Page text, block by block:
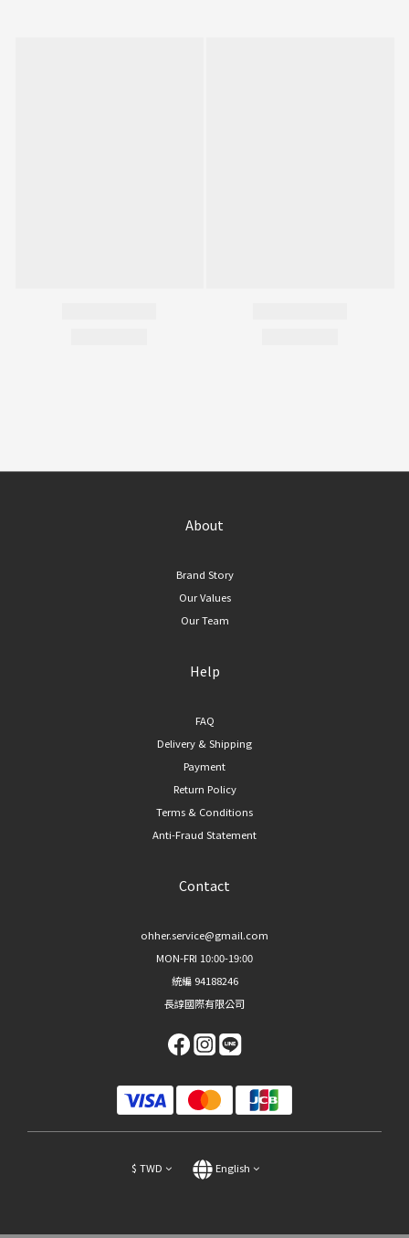
About
Brand Story
Our Values
Our Team
Help
FAQ
Delivery & Shipping
Payment
Return Policy
Terms & Conditions
Anti-Fraud Statement
Contact
ohher.service@gmail.com
MON-FRI 10:00-19:00
統編 94188246
長諄國際有限公司
$ TWD English